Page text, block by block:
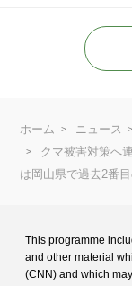
ホーム ニュース
クマ被害対策へ
は岡山県で過去2番
This programme
and other material
(CNN) and which